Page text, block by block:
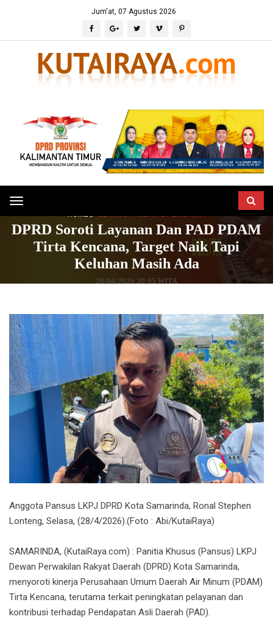
Jum'at, 07 Agustus 2026
Toggle
navigation
DPRD Soroti Layanan Dan PAD PDAM
Tirta Kencana, Target Naik Tapi
Keluhan Masih Ada
28/04/2026 20:05 WITA
Anggota Pansus LKPJ DPRD Kota Samarinda, Ronal Stephen
Lonteng, Selasa, (28/4/2026).(Foto : Abi/KutaiRaya)
SAMARINDA, (KutaiRaya.com) : Panitia Khusus (Pansus) LKPJ
Dewan Perwakilan Rakyat Daerah (DPRD) Kota Samarinda,
menyoroti kinerja Perusahaan Umum Daerah Air Minum (PDAM)
Tirta Kencana, terutama terkait peningkatan pelayanan dan
kontribusi terhadap Pendapatan Asli Daerah (PAD).